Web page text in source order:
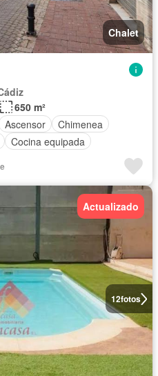
Chalet
650 m²
Ascensor
Chimenea
Cocina equipada
12fotos
Actualizado